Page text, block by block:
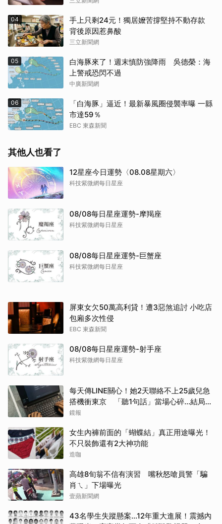
04
手上只剩24元！獨居嬤苦撐堅持不動存款
背後原因惹鼻酸
三立新聞網
05
白海豚來了！週末慎防強降雨 吳德榮：海
上警戒恐閃不過
中廣新聞網
06
「白海豚」逼近！最新暴風圈侵襲率曝 一縣
市達59％
EBC 東森新聞
其他人也看了
12星座今日運勢〈08.08星期六〉
科技紫微網每日星座
08/08每日星座運勢-摩羯座
科技紫微網每日星座
08/08每日星座運勢-巨蟹座
科技紫微網每日星座
屏東女欠50萬高利貸！遭3惡煞追討 小吃店
包廂多次性侵
EBC 東森新聞
08/08每日星座運勢-射手座
科技紫微網每日星座
每天傳LINE關心！她2天聯絡不上25歲兒急
搭機衝東京 「聽1句話」當場心碎...結局看
哭網
鏡報
女生內褲前面的「蝴蝶結」真正用途曝光！
不只裝飾還有2大神功能
造咖
高雄8旬翁不信有演習 嘴秋怒嗆員警「騙
肖ㄟ」下場曝光
壹蘋新聞網
43名學生失蹤懸案...12年重大進展！震撼內
取消